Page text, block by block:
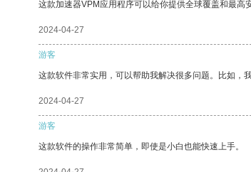
这款加速器VPM应用程序可以给你提供全球覆盖和最高
2024-04-27
游客
这款软件非常实用，可以帮助我解决很多问题。比如，
2024-04-27
游客
这款软件的操作非常简单，即使是小白也能快速上手。